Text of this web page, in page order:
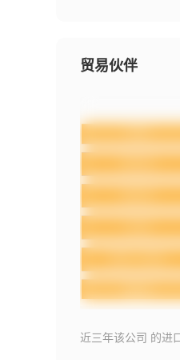
贸易伙伴
近三年该公司 的进